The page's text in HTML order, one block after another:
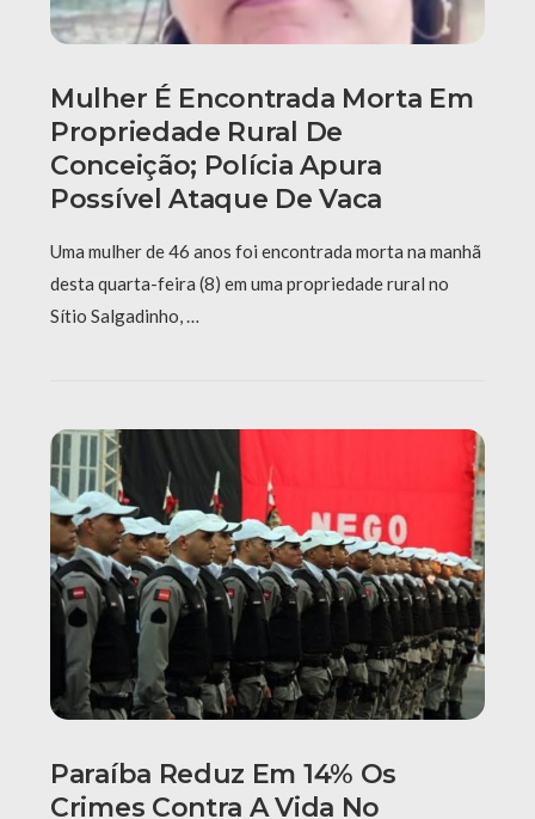
Mulher É Encontrada Morta Em
Propriedade Rural De
Conceição; Polícia Apura
Possível Ataque De Vaca
Uma mulher de 46 anos foi encontrada morta na manhã
desta quarta-feira (8) em uma propriedade rural no
Sítio Salgadinho, …
Paraíba Reduz Em 14% Os
Crimes Contra A Vida No